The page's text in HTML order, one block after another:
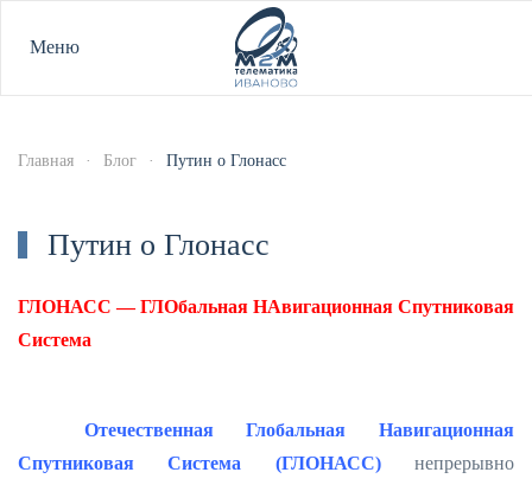
Меню
Главная Блог Путин о Глонасс
Путин о Глонасс
ГЛОНАСС — ГЛОбальная НАвигационная Спутниковая
Система
Отечественная Глобальная Навигационная
Спутниковая Система (ГЛОНАСС) непрерывно